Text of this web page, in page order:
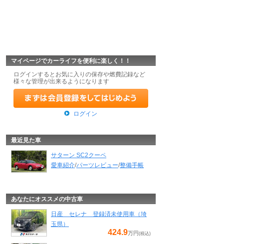
マイページでカーライフを便利に楽しく！！
ログインするとお気に入りの保存や燃費記録など
様々な管理が出来るようになります
ログイン
最近見た車
サターン SC2クーペ
愛車紹介/パーツレビュー/整備手帳
あなたにオススメの中古車
日産 セレナ 登録済未使用車（埼
玉県）
424.9万円 (税込)